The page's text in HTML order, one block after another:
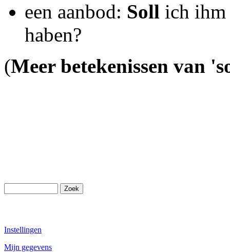
een aanbod: Soll ich ihm
haben?
(Meer betekenissen van
Instellingen
Mijn gegevens